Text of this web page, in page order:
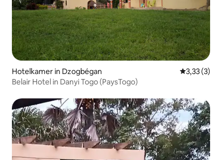
Hotelkamer in Dzogbégan
3,33 (3)
Belair Hotel in Danyi Togo (PaysTogo)